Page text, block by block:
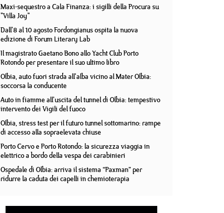
Maxi-sequestro a Cala Finanza: i sigilli della Procura su
"Villa Joy"
Dall'8 al 10 agosto Fordongianus ospita la nuova
edizione di Forum Literary Lab
Il magistrato Gaetano Bono allo Yacht Club Porto
Rotondo per presentare il suo ultimo libro
Olbia, auto fuori strada all'alba vicino al Mater Olbia:
soccorsa la conducente
Auto in fiamme all'uscita del tunnel di Olbia: tempestivo
intervento dei Vigili del fuoco
Olbia, stress test per il futuro tunnel sottomarino: rampe
di accesso alla sopraelevata chiuse
Porto Cervo e Porto Rotondo: la sicurezza viaggia in
elettrico a bordo della vespa dei carabinieri
Ospedale di Olbia: arriva il sistema “Paxman” per
ridurre la caduta dei capelli in chemioterapia